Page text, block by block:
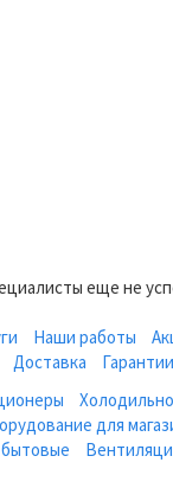
еще не
Наши работы
Доставка
Гарантии
для